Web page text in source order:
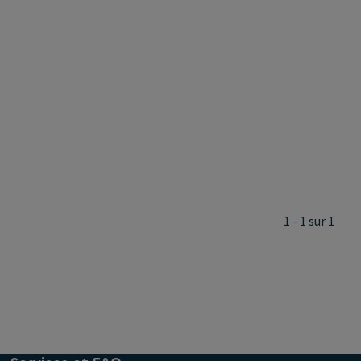
1 - 1 sur 1